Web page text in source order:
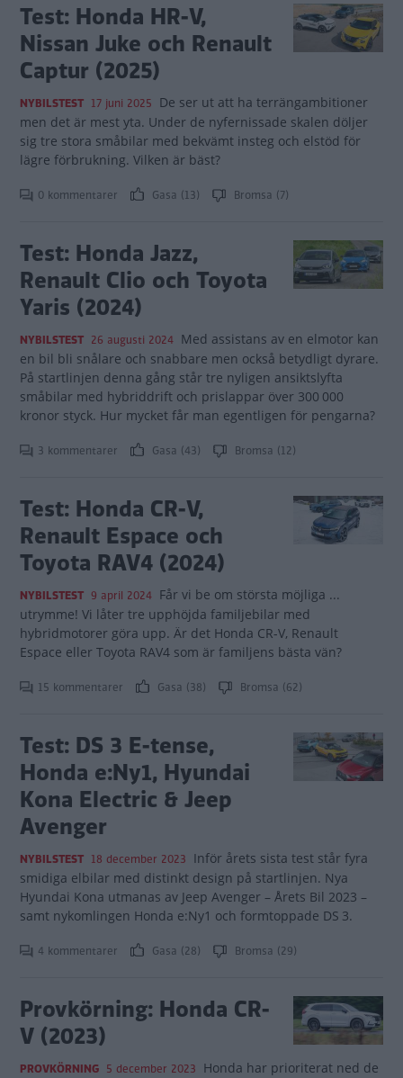
Test: Honda HR-V,
Nissan Juke och Renault
Captur (2025)
NYBILSTEST 17 juni 2025 De ser ut att ha terrängambitioner
men det är mest yta. Under de nyfernissade skalen döljer
sig tre stora småbilar med bekvämt insteg och elstöd för
lägre förbrukning. Vilken är bäst?
0 kommentarer Gasa (13) Bromsa (7)
Test: Honda Jazz,
Renault Clio och Toyota
Yaris (2024)
NYBILSTEST 26 augusti 2024 Med assistans av en elmotor kan
en bil bli snålare och snabbare men också betydligt dyrare.
På startlinjen denna gång står tre nyligen ansiktslyfta
småbilar med hybriddrift och prislappar över 300 000
kronor styck. Hur mycket får man egentligen för pengarna?
3 kommentarer Gasa (43) Bromsa (12)
Test: Honda CR-V,
Renault Espace och
Toyota RAV4 (2024)
NYBILSTEST 9 april 2024 Får vi be om största möjliga ...
utrymme! Vi låter tre upphöjda familjebilar med
hybridmotorer göra upp. Är det Honda CR-V, Renault
Espace eller Toyota RAV4 som är familjens bästa vän?
15 kommentarer Gasa (38) Bromsa (62)
Test: DS 3 E-tense,
Honda e:Ny1, Hyundai
Kona Electric & Jeep
Avenger
NYBILSTEST 18 december 2023 Inför årets sista test står fyra
smidiga elbilar med distinkt design på startlinjen. Nya
Hyundai Kona utmanas av Jeep Avenger – Årets Bil 2023 –
samt nykomlingen Honda e:Ny1 och formtoppade DS 3.
4 kommentarer Gasa (28) Bromsa (29)
Provkörning: Honda CR-
V (2023)
PROVKÖRNING 5 december 2023 Honda har prioriterat ned de